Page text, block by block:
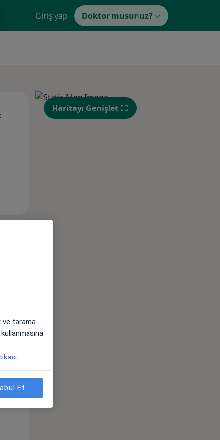
Giriş yap Doktor musunuz?
10 Ağustos
Sal,
11 Ağustos
Çar,
12 Ağustos
Haritayı Genişlet
ve tarama
Et